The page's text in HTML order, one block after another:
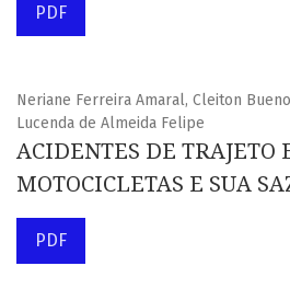
PDF
Neriane Ferreira Amaral, Cleiton
Lucenda de Almeida Felipe
ACIDENTES DE TRAJETO
MOTOCICLETAS E SUA
PDF